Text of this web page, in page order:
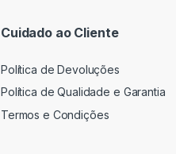
Cuidado ao Cliente
Política de Devoluções
Política de Qualidade e Garantia
Termos e Condições